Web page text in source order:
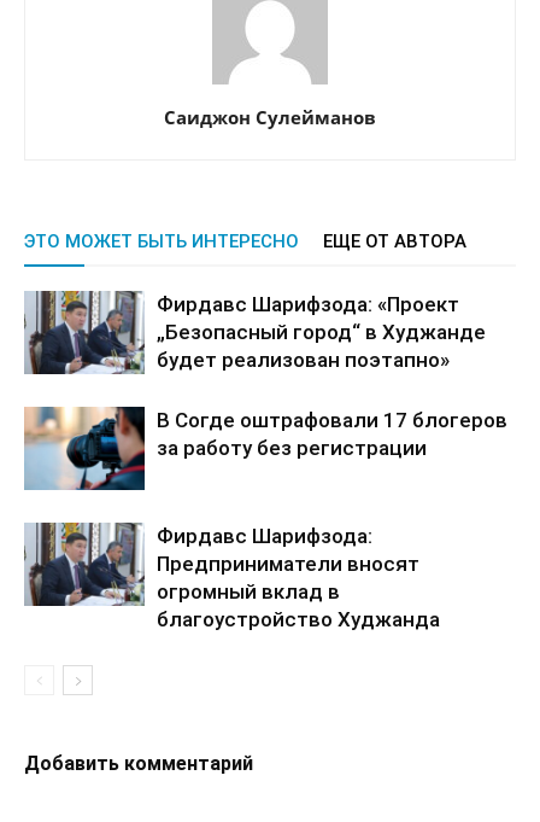
Саиджон Сулейманов
ЭТО МОЖЕТ БЫТЬ ИНТЕРЕСНО ЕЩЕ ОТ АВТОРА
Фирдавс Шарифзода: «Проект
„Безопасный город“ в Худжанде
будет реализован поэтапно»
В Согде оштрафовали 17 блогеров
за работу без регистрации
Фирдавс Шарифзода:
Предприниматели вносят
огромный вклад в
благоустройство Худжанда
Добавить комментарий